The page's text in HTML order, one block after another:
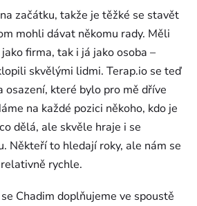
začátku, takže je těžké se stavět
mohli dávat někomu rady. Měli
firma, tak i já jako osoba –
skvělými lidmi. Terap.io se teď
osazení, které bylo pro mě dříve
na každé pozici někoho, kdo je
dělá, ale skvěle hraje i se
Někteří to hledají roky, ale nám se
rychle.
Chadim doplňujeme ve spoustě